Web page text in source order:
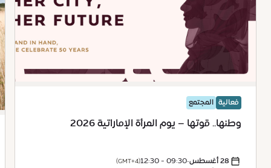
فعالية المجتمع
وطنها.. قوتها – يوم المرأة الإماراتية 2026
28 أغسطس •
09:30 - 12:30
(GMT+4)